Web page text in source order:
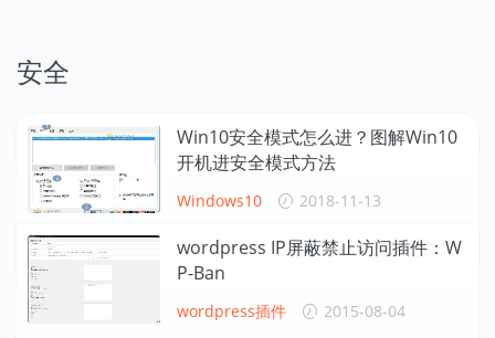
安全
Win10安全模式怎么进？图解Win10
开机进安全模式方法
Windows10 2018-11-13
wordpress IP屏蔽禁止访问插件：W
P-Ban
wordpress插件 2015-08-04